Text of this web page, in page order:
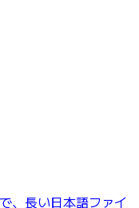
、長い日本語ファイ